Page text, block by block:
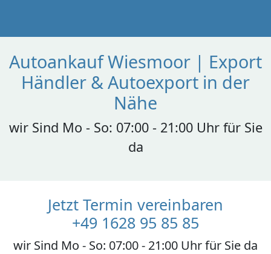
Autoankauf Wiesmoor | Export
Händler & Autoexport in der
Nähe
wir Sind Mo - So: 07:00 - 21:00 Uhr für Sie
da
Jetzt Termin vereinbaren
+49 1628 95 85 85
wir Sind Mo - So: 07:00 - 21:00 Uhr für Sie da